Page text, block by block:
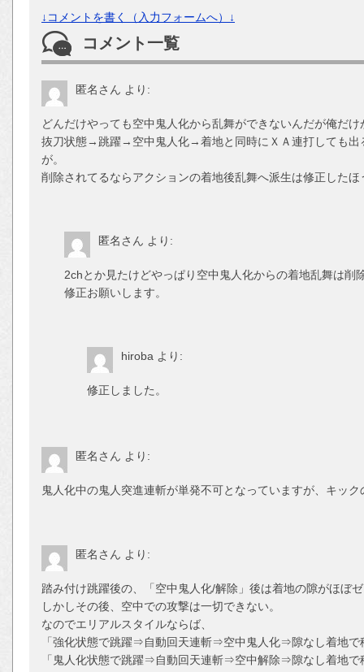
↓コメントを書く（入力フォームへ）↓
コメント一覧
匿名さん より:
どんだけやっても空中鬼人化から乱舞ができないんだが俺だけ
抜刀状態→跳躍→空中鬼人化→着地と同時にＸＡ連打しても出
が。
削除されてるならアクションの着地後乱舞へ派生は修正したほ
匿名さん より:
2chとか見たけどやっぱり空中鬼人化からの着地乱舞は削
修正お願いします。
hiroba より:
修正しました。
匿名さん より:
鬼人化中の鬼人突進連斬が単発不可となっていますが、キッ
匿名さん より:
踏み付け跳躍後の、「空中鬼人化/解除」後は着地の隙がほぼ
しかしその後、空中での攻撃は一切できない。
なのでエリアルスタイルならば、
「強化状態で跳躍⇒自動回天連斬⇒空中鬼人化⇒隙なし着地で
「鬼人化状態で跳躍⇒自動回天連斬⇒空中解除⇒隙なし着地で